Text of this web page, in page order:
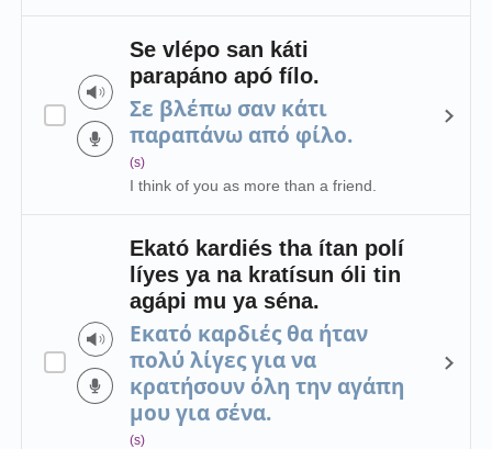
Se vlépo san káti
parapáno apó fílo.
Σε βλέπω σαν κάτι
παραπάνω από φίλο.
(s)
I think of you as more than a friend.
Ekató kardiés tha ítan polí
líyes ya na kratísun óli tin
agápi mu ya séna.
Εκατό καρδιές θα ήταν
πολύ λίγες για να
κρατήσουν όλη την αγάπη
μου για σένα.
(s)